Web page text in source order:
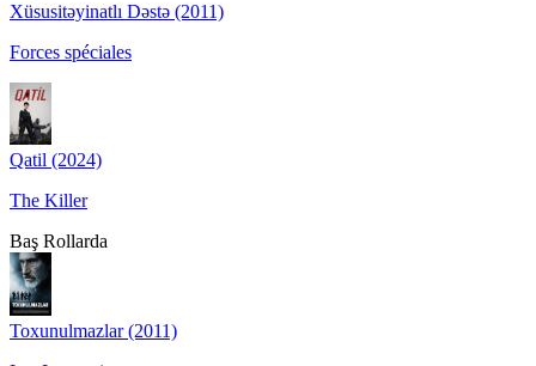
Xüsusitəyinatlı Dəstə (2011)
Forces spéciales
Qatil (2024)
The Killer
Baş Rollarda
Toxunulmazlar (2011)